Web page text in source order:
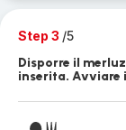
Step 3 /5
Disporre il
inserita. Avviare